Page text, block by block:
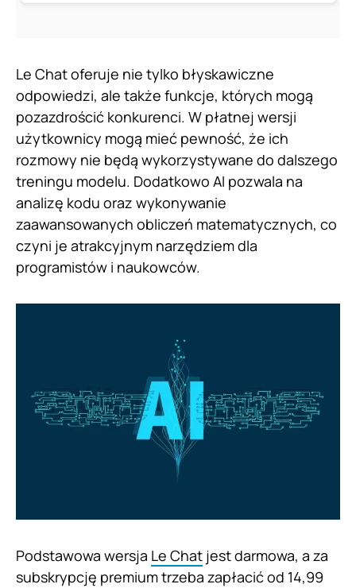
Le Chat oferuje nie tylko błyskawiczne
odpowiedzi, ale także funkcje, których mogą
pozazdrościć konkurenci. W płatnej wersji
użytkownicy mogą mieć pewność, że ich
rozmowy nie będą wykorzystywane do dalszego
treningu modelu. Dodatkowo AI pozwala na
analizę kodu oraz wykonywanie
zaawansowanych obliczeń matematycznych, co
czyni je atrakcyjnym narzędziem dla
programistów i naukowców.
Podstawowa wersja Le Chat jest darmowa, a za
subskrypcję premium trzeba zapłacić od 14,99